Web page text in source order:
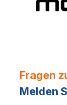
Fragen
Melden